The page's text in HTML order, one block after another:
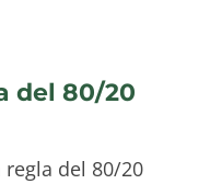
del 80/20
regla del 80/20